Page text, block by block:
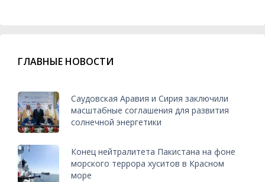
ГЛАВНЫЕ НОВОСТИ
Саудовская Аравия и Сирия заключили
масштабные соглашения для развития
солнечной энергетики
Конец нейтралитета Пакистана на фоне
морского террора хуситов в Красном
море